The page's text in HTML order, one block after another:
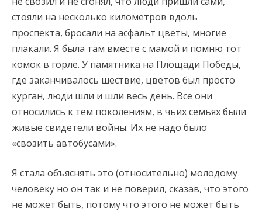
стояли на несколько километров вдоль
проспекта, бросали на асфальт цветы, многие
плакали. Я была там вместе с мамой и помню тот
комок в горле. У памятника на Площади Победы,
где заканчивалось шествие, цветов был просто
курган, люди шли и шли весь день. Все они
относились к тем поколениям, в чьих семьях были
живые свидетели войны. Их не надо было
«свозить автобусами».
Я стала объяснять это (относительно) молодому
человеку но он так и не поверил, сказав, что этого
не может быть, потому что этого не может быть